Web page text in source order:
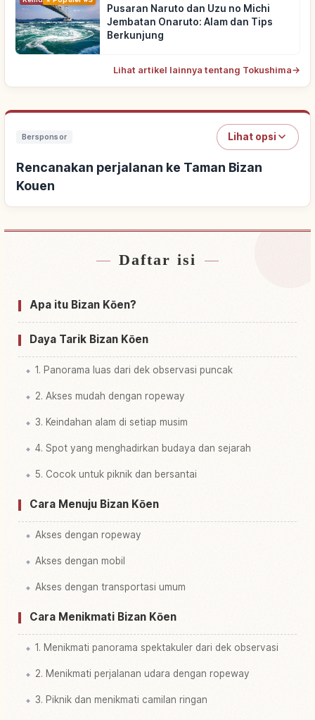
Pusaran Naruto dan Uzu no Michi
Jembatan Onaruto: Alam dan Tips
Berkunjung
Lihat artikel lainnya tentang Tokushima→
Bersponsor Lihat opsi
Rencanakan perjalanan ke Taman Bizan
Kouen
Cari penginapan dekat Taman Bizan Kouen
Cari aktivitas di Taman Bizan Kouen
Daftar isi
Apa itu Bizan Kōen?
Daya Tarik Bizan Kōen
1. Panorama luas dari dek observasi puncak
2. Akses mudah dengan ropeway
3. Keindahan alam di setiap musim
4. Spot yang menghadirkan budaya dan sejarah
5. Cocok untuk piknik dan bersantai
Cara Menuju Bizan Kōen
Akses dengan ropeway
Akses dengan mobil
Akses dengan transportasi umum
Cara Menikmati Bizan Kōen
1. Menikmati panorama spektakuler dari dek observasi
2. Menikmati perjalanan udara dengan ropeway
3. Piknik dan menikmati camilan ringan